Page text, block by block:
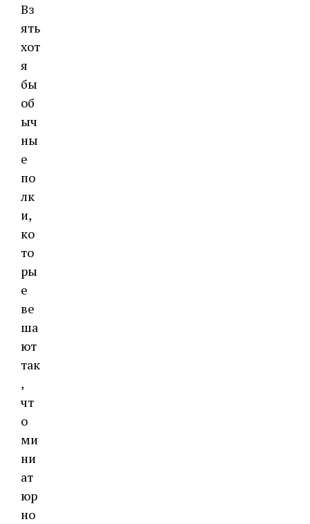
Вз
ять
хот
я
бы
об
ыч
ны
е
по
лк
и,
ко
то
ры
е
ве
ша
ют
так
,
чт
о
ми
ни
ат
юр
но